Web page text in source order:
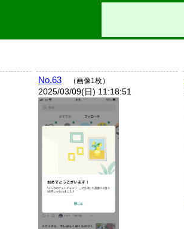
No.63 （画像1枚）
2025/03/09(日) 11:18:51